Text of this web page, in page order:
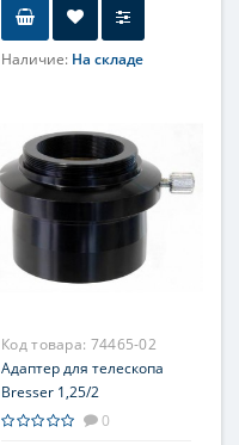
Наличие: На складе
Диаметр главного зеркала
(апертура), мм
200 (8'')
Фокусное расстояние, мм
Максимальное полезное
400
Код товара: 74465-02
Адаптер для телескопа
Bresser 1,25/2
0